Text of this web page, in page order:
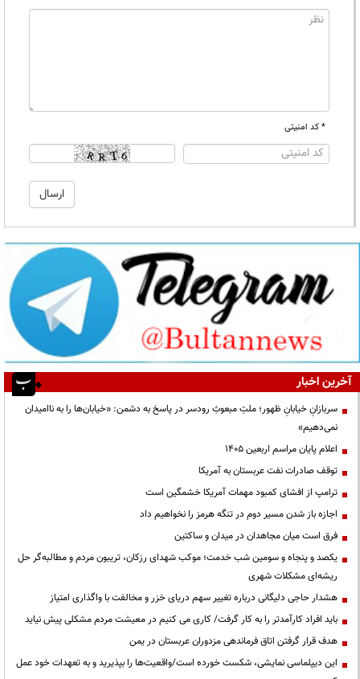
* کد امنیتی
آخرین اخبار
سربازانِ خیابانِ ظهور؛ ملتِ مبعوثِ رودسر در پاسخ به دشمن: «خیابان‌ها را به ناامیدان
نمی‌دهیم»
اعلام پایان مراسم اربعین ۱۴۰۵
توقف صادرات نفت عربستان به آمریکا
ترامپ از افشای کمبود مهمات آمریکا خشمگین است
اجازه باز شدن مسیر دوم در تنگه هرمز را نخواهیم داد
فرق است میان مجاهدان در میدان و ساکتین
یکصد و پنجاه و سومین شب خدمت؛ موکب شهدای رزکان، تریبون مردم و مطالبه‌گر حل
ریشه‌ای مشکلات شهری
هشدار حاجی دلیگانی درباره تغییر سهم دریای خزر و مخالفت با واگذاری امتیاز
باید افراد کارآمدتر را به کار گرفت/ کاری می کنیم در معیشت مردم مشکلی پیش نیاید
هدف قرار گرفتن اتاق‌ فرماندهی مزدوران عربستان در یمن
این دیپلماسی نمایشی، شکست خورده است/واقعیت‌ها را بپذیرید و به تعهدات خود عمل